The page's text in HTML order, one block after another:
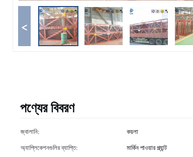
<
পণ্যের বিবরণ
জ্বালানি: কয়লা
অ্যাপ্লিকেশনগুলির ব্যাপ্তি:
মার্কিন পাওয়ার প্ল্যান্ট